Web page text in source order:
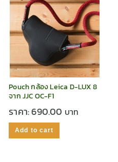
Pouch กล้อง Leica D-LUX 8
จาก JJC OC-F1
ราคา:690.00
Add to cart